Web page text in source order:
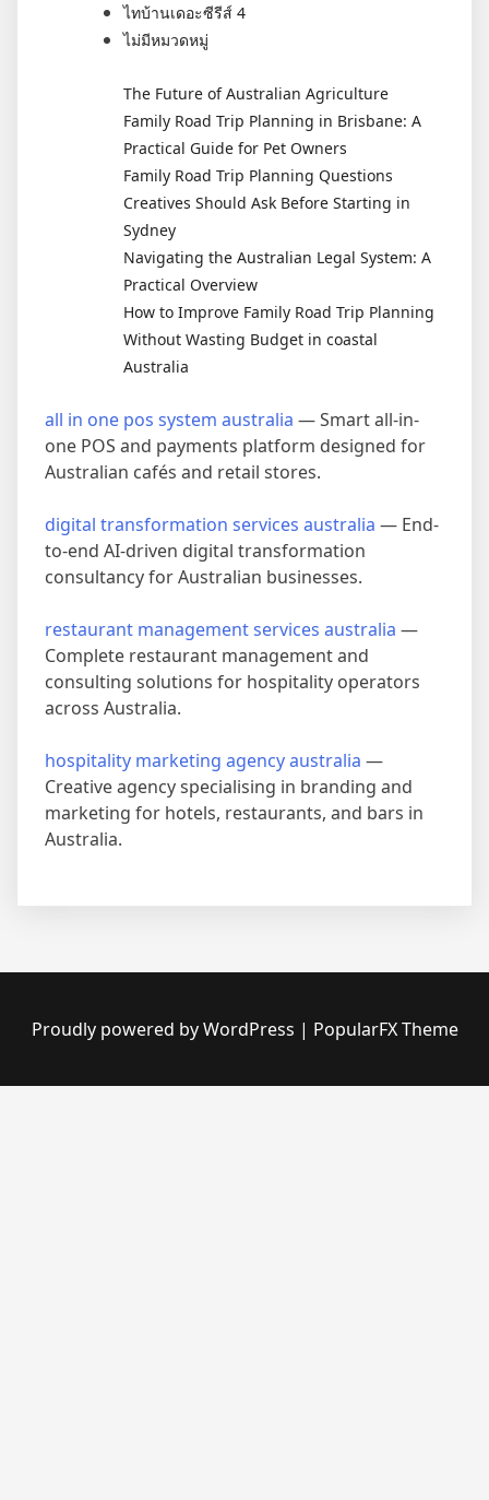
ไทบ้านเดอะซีรีส์ 4
ไม่มีหมวดหมู่
The Future of Australian Agriculture
Family Road Trip Planning in Brisbane: A
Practical Guide for Pet Owners
Family Road Trip Planning Questions
Creatives Should Ask Before Starting in
Sydney
Navigating the Australian Legal System: A
Practical Overview
How to Improve Family Road Trip Planning
Without Wasting Budget in coastal
Australia
all in one pos system australia — Smart all-in-
one POS and payments platform designed for
Australian cafés and retail stores.
digital transformation services australia — End-
to-end AI-driven digital transformation
consultancy for Australian businesses.
restaurant management services australia —
Complete restaurant management and
consulting solutions for hospitality operators
across Australia.
hospitality marketing agency australia —
Creative agency specialising in branding and
marketing for hotels, restaurants, and bars in
Australia.
Proudly powered by WordPress | PopularFX Theme